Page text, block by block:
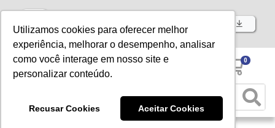
Utilizamos cookies para oferecer melhor
experiência, melhorar o desempenho, analisar
como você interage em nosso site e
personalizar conteúdo.
Recusar Cookies Aceitar Cookies
Baixe já nosso APP
0